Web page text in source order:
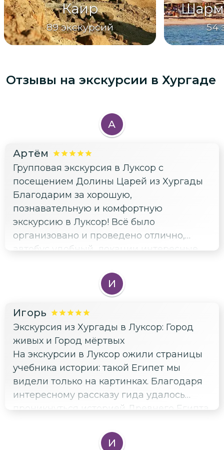
Каир
89 экскурсий 54
Отзывы на экскурсии в Хургаде
А
Артём
Групповая экскурсия в Луксор с
посещением Долины Царей из Хургады
Благодарим за хорошую,
познавательную и комфортную
экскурсию в Луксор! Всё было
организовано и проведено отлично,
автобус удобный, локации интересные.
по теме и в целом для расширения
кругозора. Всем советуем съездить в
И
Игорь
Экскурсия из Хургады в Луксор: Город
живых и Город мёртвых
На экскурсии в Луксор ожили страницы
учебника истории: такой Египет мы
видели только на картинках. Благодаря
интересному рассказу гида удалось
проникнуться историей Древнего Египта
увлекательную экскурсию 🙏
И